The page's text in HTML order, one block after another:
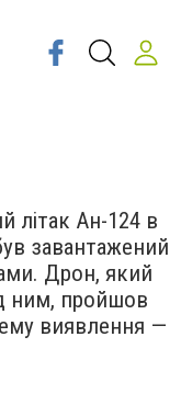
літак Ан-124 в
завантажений
Дрон, який
ним, пройшов
виявлення —